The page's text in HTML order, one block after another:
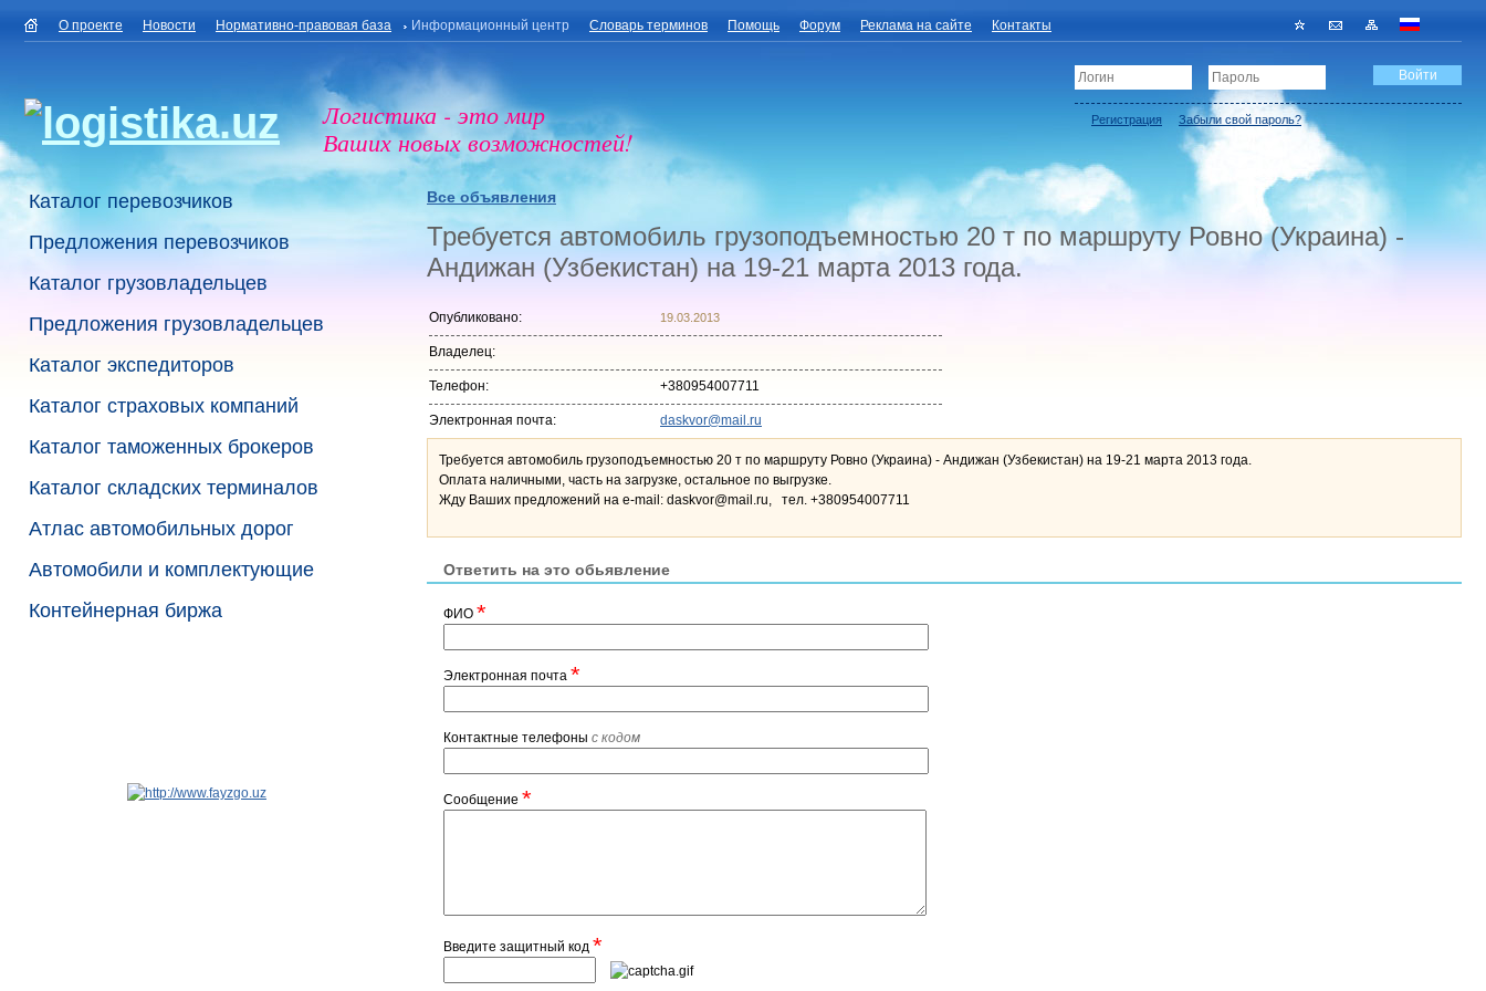
О проекте Новости Нормативно-правовая база Информационный центр Словарь терминов Помощь Форум Реклама на сайте Контакты
Логистика - это мир
Ваших новых возможностей!
Регистрация Забыли свой пароль?
Каталог перевозчиков
Предложения перевозчиков
Каталог грузовладельцев
Предложения грузовладельцев
Каталог экспедиторов
Каталог страховых компаний
Каталог таможенных брокеров
Каталог складских терминалов
Атлас автомобильных дорог
Автомобили и комплектующие
Контейнерная биржа
Все объявления
Требуется автомобиль грузоподъемностью 20 т по маршруту Ровно (Украина) -
Андижан (Узбекистан) на 19-21 марта 2013 года.
Опубликовано: 19.03.2013
Владелец:
Телефон: +380954007711
Электронная почта: daskvor@mail.ru
Требуется автомобиль грузоподъемностью 20 т по маршруту Ровно (Украина) - Андижан (Узбекистан) на 19-21 марта 2013 года.
Оплата наличными, часть на загрузке, остальное по выгрузке.
Жду Ваших предложений на e-mail: daskvor@mail.ru, тел. +380954007711
Ответить на это обьявление
ФИО *
Электронная почта *
Контактные телефоны с кодом
Сообщение *
Введите защитный код *